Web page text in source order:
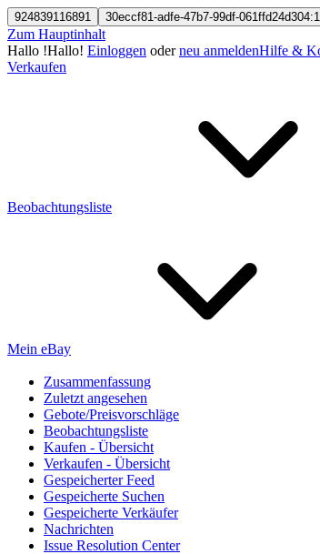
924839116891 30eccf81-adfe-47b7-99df-
Zum Hauptinhalt
Hallo !Hallo! Einloggen oderneu anmeldenHilfe &
Verkaufen
Beobachtungsliste
Mein eBay
Zusammenfassung
Zuletzt angesehen
Gebote/Preisvorschläge
Beobachtungsliste
Kaufen - Übersicht
Verkaufen - Übersicht
Gespeicherter Feed
Gespeicherte Suchen
Gespeicherte Verkäufer
Nachrichten
Issue Resolution Center